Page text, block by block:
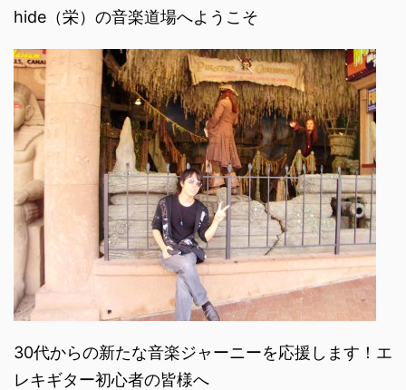
hide（栄）の音楽道場へようこそ
30代からの新たな音楽ジャーニーを応援します！エ
レキギター初心者の皆様へ